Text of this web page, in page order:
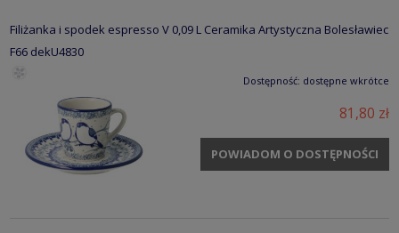
Filiżanka i spodek espresso V 0,09 L Ceramika Artystyczna Bolesławiec
F66 dekU4830
Dostępność: dostępne wkrótce
81,80 zł
POWIADOM O DOSTĘPNOŚCI